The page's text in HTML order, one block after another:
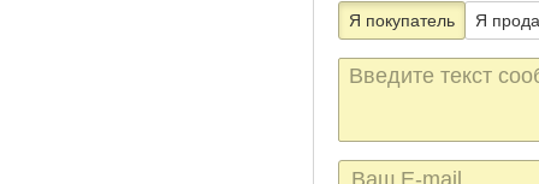
Я покупатель Я
Текст
сообщения
E-